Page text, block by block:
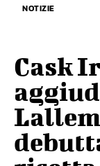
NOTIZIE
Cask